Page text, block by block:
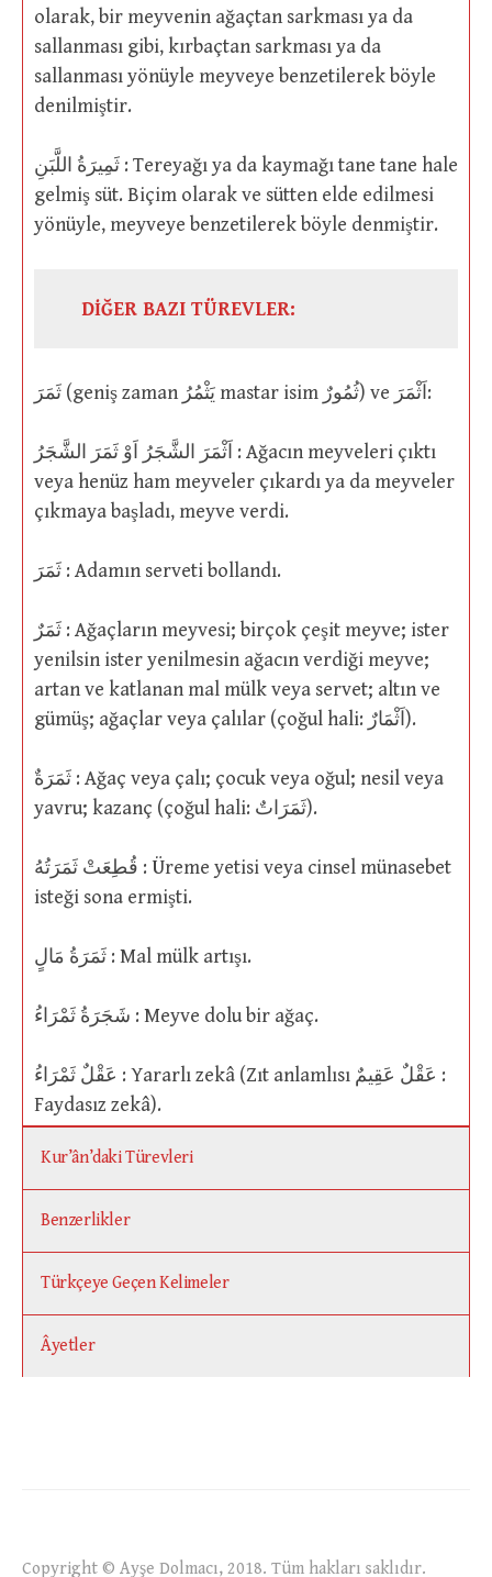
olarak, bir meyvenin ağaçtan sarkması ya da
sallanması gibi, kırbaçtan sarkması ya da
sallanması yönüyle meyveye benzetilerek böyle
denilmiştir.
ثَمِيرَةُ اللَّبَنِ : Tereyağı ya da kaymağı tane tane hale
gelmiş süt. Biçim olarak ve sütten elde edilmesi
yönüyle, meyveye benzetilerek böyle denmiştir.
DİĞER BAZI TÜREVLER:
ثَمَرَ (geniş zaman يَثْمُرُ mastar isim ثُمُورٌ) ve اَثْمَرَ:
اَثْمَرَ الشَّجَرُ اَوْ ثَمَرَ الشَّجَرُ : Ağacın meyveleri çıktı
veya henüz ham meyveler çıkardı ya da meyveler
çıkmaya başladı, meyve verdi.
ثَمَرَ : Adamın serveti bollandı.
ثَمَرٌ : Ağaçların meyvesi; birçok çeşit meyve; ister
yenilsin ister yenilmesin ağacın verdiği meyve;
artan ve katlanan mal mülk veya servet; altın ve
gümüş; ağaçlar veya çalılar (çoğul hali: اَثْمَارٌ).
ثَمَرَةٌ : Ağaç veya çalı; çocuk veya oğul; nesil veya
yavru; kazanç (çoğul hali: ثَمَرَاتٌ).
قُطِعَتْ ثَمَرَتُهُ : Üreme yetisi veya cinsel münasebet
isteği sona ermişti.
ثَمَرَةُ مَالٍ : Mal mülk artışı.
شَجَرَةُ ثَمْرَاءُ : Meyve dolu bir ağaç.
عَقْلٌ ثَمْرَاءُ : Yararlı zekâ (Zıt anlamlısı عَقْلٌ عَقِيمٌ :
Faydasız zekâ).
Kur’ân’daki Türevleri
Benzerlikler
Türkçeye Geçen Kelimeler
Âyetler
Copyright © Ayşe Dolmacı, 2018. Tüm hakları saklıdır.